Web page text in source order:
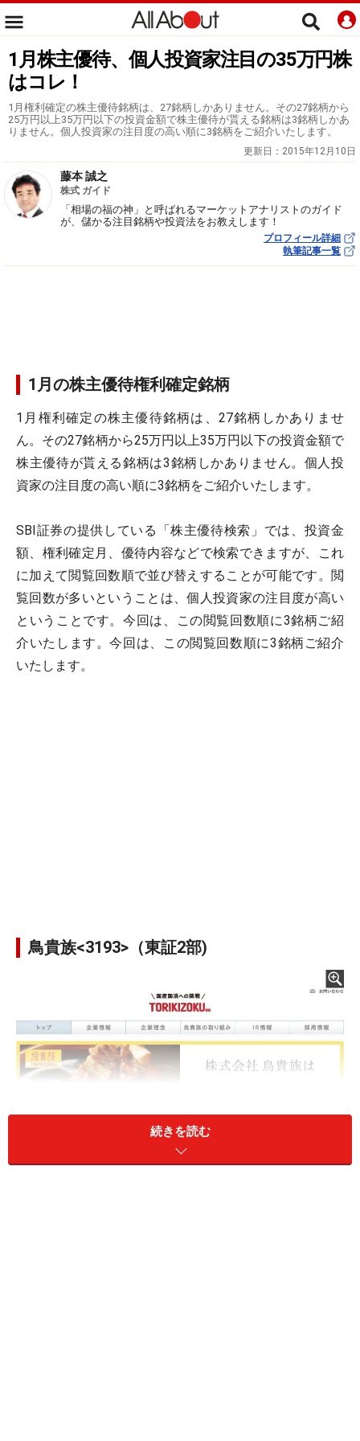
1月株主優待、個人投資家注目の35万円株
はコレ！
1月権利確定の株主優待銘柄は、27銘柄しかありません。その27銘柄から
25万円以上35万円以下の投資金額で株主優待が貰える銘柄は3銘柄しかあ
りません。個人投資家の注目度の高い順に3銘柄をご紹介いたします。
更新日： 2015年12月10日
藤本 誠之
株式 ガイド
「相場の福の神」と呼ばれるマーケットアナリストのガイド
が、儲かる注目銘柄や投資法をお教えします！
プロフィール詳細
執筆記事一覧
1月の株主優待権利確定銘柄
1月権利確定の株主優待銘柄は、27銘柄しかありませ
ん。その27銘柄から25万円以上35万円以下の投資金額で
株主優待が貰える銘柄は3銘柄しかありません。個人投
資家の注目度の高い順に3銘柄をご紹介いたします。
SBI証券の提供している「株主優待検索」では、投資金
額、権利確定月、優待内容などで検索できますが、これ
に加えて閲覧回数順で並び替えすることが可能です。閲
覧回数が多いということは、個人投資家の注目度が高い
ということです。今回は、この閲覧回数順に3銘柄ご紹
介いたします。今回は、この閲覧回数順に3銘柄ご紹介
いたします。
鳥貴族<3193>（東証2部)
鳥貴族 ＷＥＢ
続きを読む